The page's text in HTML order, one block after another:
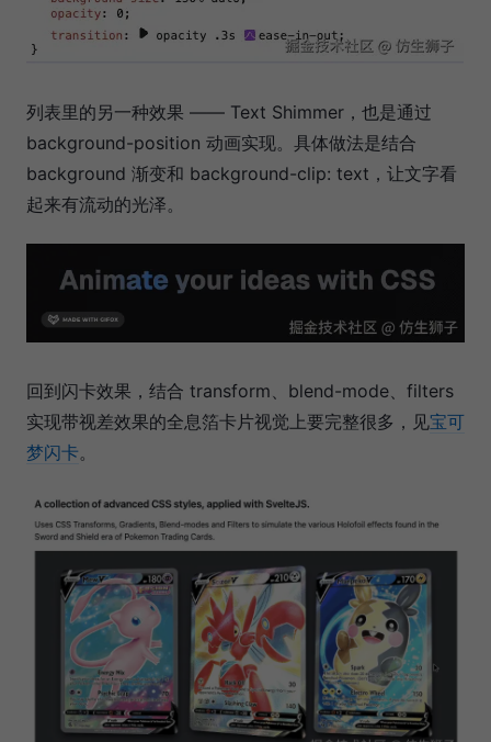
列表里的另一种效果 —— Text Shimmer，也是通过
background-position 动画实现。具体做法是结合
background 渐变和 background-clip: text，让文字看
起来有流动的光泽。
回到闪卡效果，结合 transform、blend-mode、filters
实现带视差效果的全息箔卡片视觉上要完整很多，见宝可
梦闪卡。